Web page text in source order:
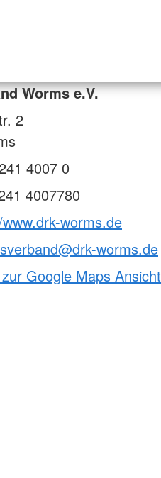
Worms e.V.
2
4007 0
4007780
worms.de
worms.de
Google Maps Ansicht